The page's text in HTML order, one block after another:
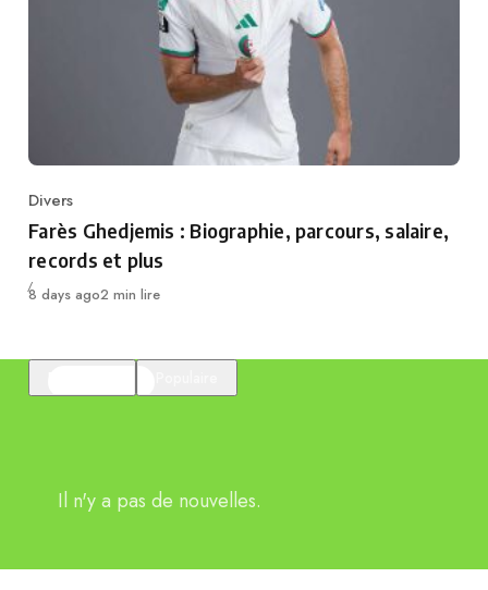
Category
Divers
Farès Ghedjemis : Biographie, parcours, salaire,
records et plus
Publié
8 days ago2 min lire
Il n'y a pas de nouvelles.